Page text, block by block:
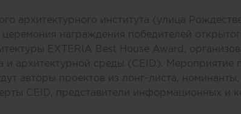
архитектурного института (улица
награждения победителей
EXTERIA Best House Award ,
и архитектурной среды (CEID)
. Мероприятие
авторы проектов из лонг-листа, номинанты,
CEID, представители информационных и